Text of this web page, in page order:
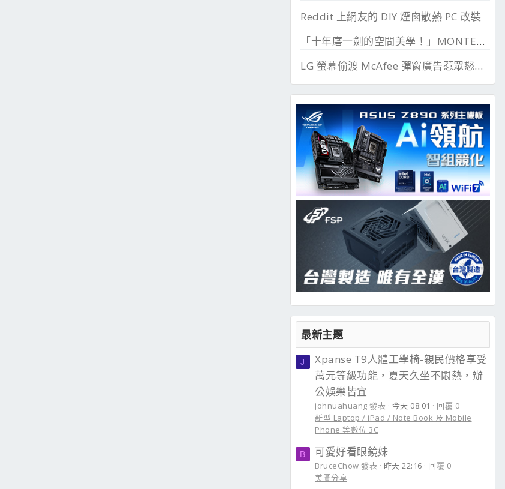
Reddit 上網友的 DIY 煙囪散熱 PC 改裝
「十年磨一劍的空間美學！」MONTECH TEN 模組化機殼百變開箱 I3 模式實裝分享
LG 螢幕偷渡 McAfee 彈窗廣告惹眾怒，微軟出手制止
最新主題
J
Xpanse T9人體工學椅-親民價格享受
萬元等級功能，夏天久坐不悶熱，辦
公娛樂皆宜
johnuahuang 發表 今天 08:01
回覆 0
新型 Laptop / iPad / Note Book 及 Mobile
Phone 等數位 3C
B 可愛好看眼鏡妹
BruceChow 發表 昨天 22:16
回覆 0
美圖分享